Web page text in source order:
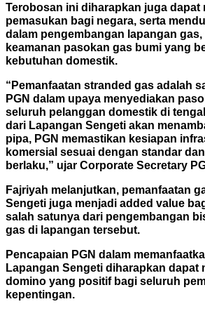
Terobosan ini diharapkan juga dapat
pemasukan bagi negara, serta
dalam pengembangan lapangan gas,
keamanan pasokan gas bumi yang
kebutuhan domestik.
“Pemanfaatan stranded gas adalah
PGN dalam upaya menyediakan
seluruh pelanggan domestik di
dari Lapangan Sengeti akan
pipa, PGN memastikan kesiapan
komersial sesuai dengan standar
berlaku,” ujar Corporate Secretary
Fajriyah melanjutkan, pemanfaatan
Sengeti juga menjadi added value
salah satunya dari pengembangan
gas di lapangan tersebut.
Pencapaian PGN dalam
Lapangan Sengeti diharapkan dapat
domino yang positif bagi seluruh
kepentingan.